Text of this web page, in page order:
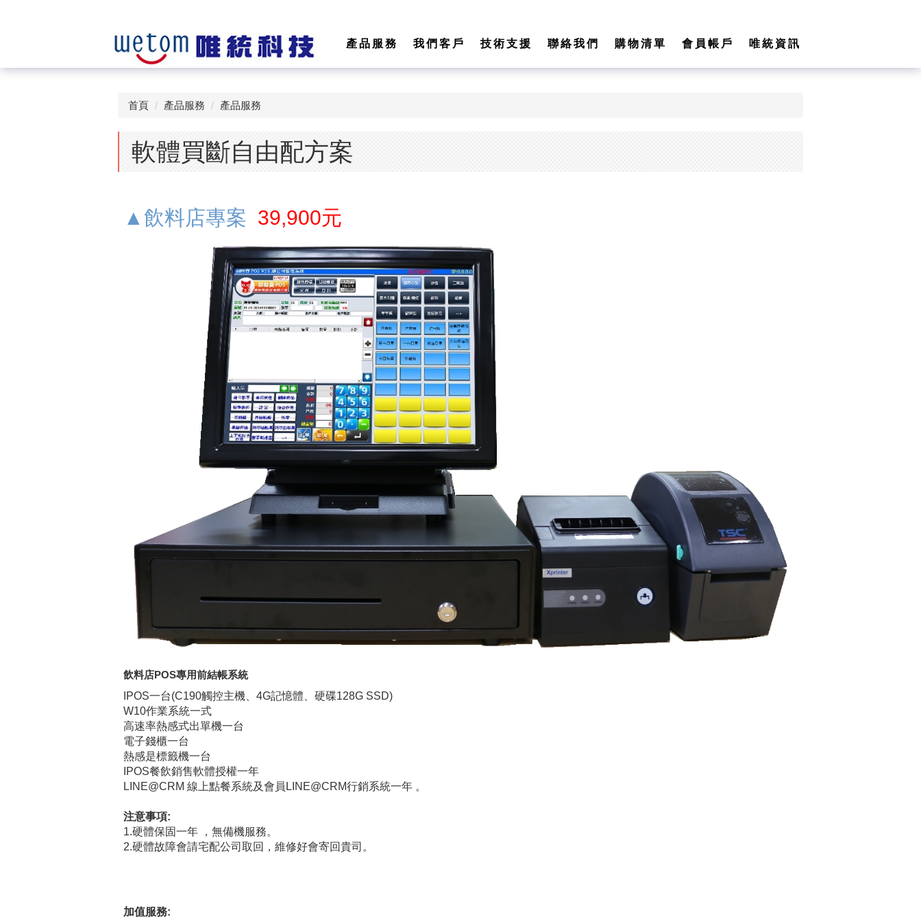
產品服務 我們客戶 技術支援 聯絡我們 購物清單 會員帳戶 唯統資訊
首頁 產品服務 產品服務
軟體買斷自由配方案
▲飲料店專案 39,900元
飲料店POS專用前結帳系統
IPOS一台(C190觸控主機、4G記憶體、硬碟128G SSD)
W10作業系統一式
高速率熱感式出單機一台
電子錢櫃一台
熱感是標籤機一台
IPOS餐飲銷售軟體授權一年
LINE@CRM 線上點餐系統及會員LINE@CRM行銷系統一年 。
注意事項:
1.硬體保固一年 ，無備機服務。
2.硬體故障會請宅配公司取回，維修好會寄回貴司。
加值服務: